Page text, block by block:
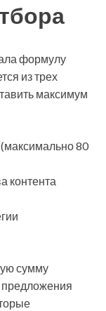
формулу
из трех
максимум
80
контента
сумму
предложения